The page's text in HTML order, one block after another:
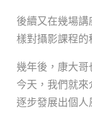
後續又在幾場講
樣對攝影課程的
幾年後，康大哥
今天，我們就來
逐步發展出個人